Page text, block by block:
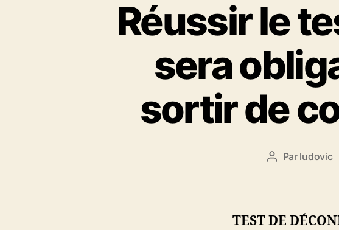
Réussir le
sera
sortir de
Auteur
Par ludovic
TEST DE